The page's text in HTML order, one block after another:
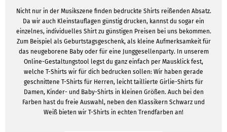
Nicht nur in der Musikszene finden bedruckte Shirts reißenden Absatz.
Da wir auch Kleinstauflagen günstig drucken, kannst du sogar ein
einzelnes, individuelles Shirt zu günstigen Preisen bei uns bekommen.
Zum Beispiel als Geburtstagsgeschenk, als kleine Aufmerksamkeit für
das neugeborene Baby oder für eine Junggesellenparty. In unserem
Online-Gestaltungstool legst du ganz einfach per Mausklick fest,
welche T-Shirts wir für dich bedrucken sollen: Wir haben gerade
geschnittene T-Shirts für Herren, leicht taillierte Girlie-Shirts für
Damen, Kinder- und Baby-Shirts in kleinen Größen. Auch bei den
Farben hast du freie Auswahl, neben den Klassikern Schwarz und
Weiß bieten wir T-Shirts in echten Trendfarben an!